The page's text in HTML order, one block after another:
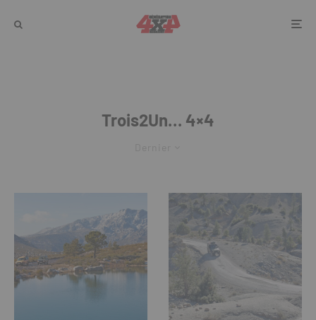
Trois2Un… 4×4